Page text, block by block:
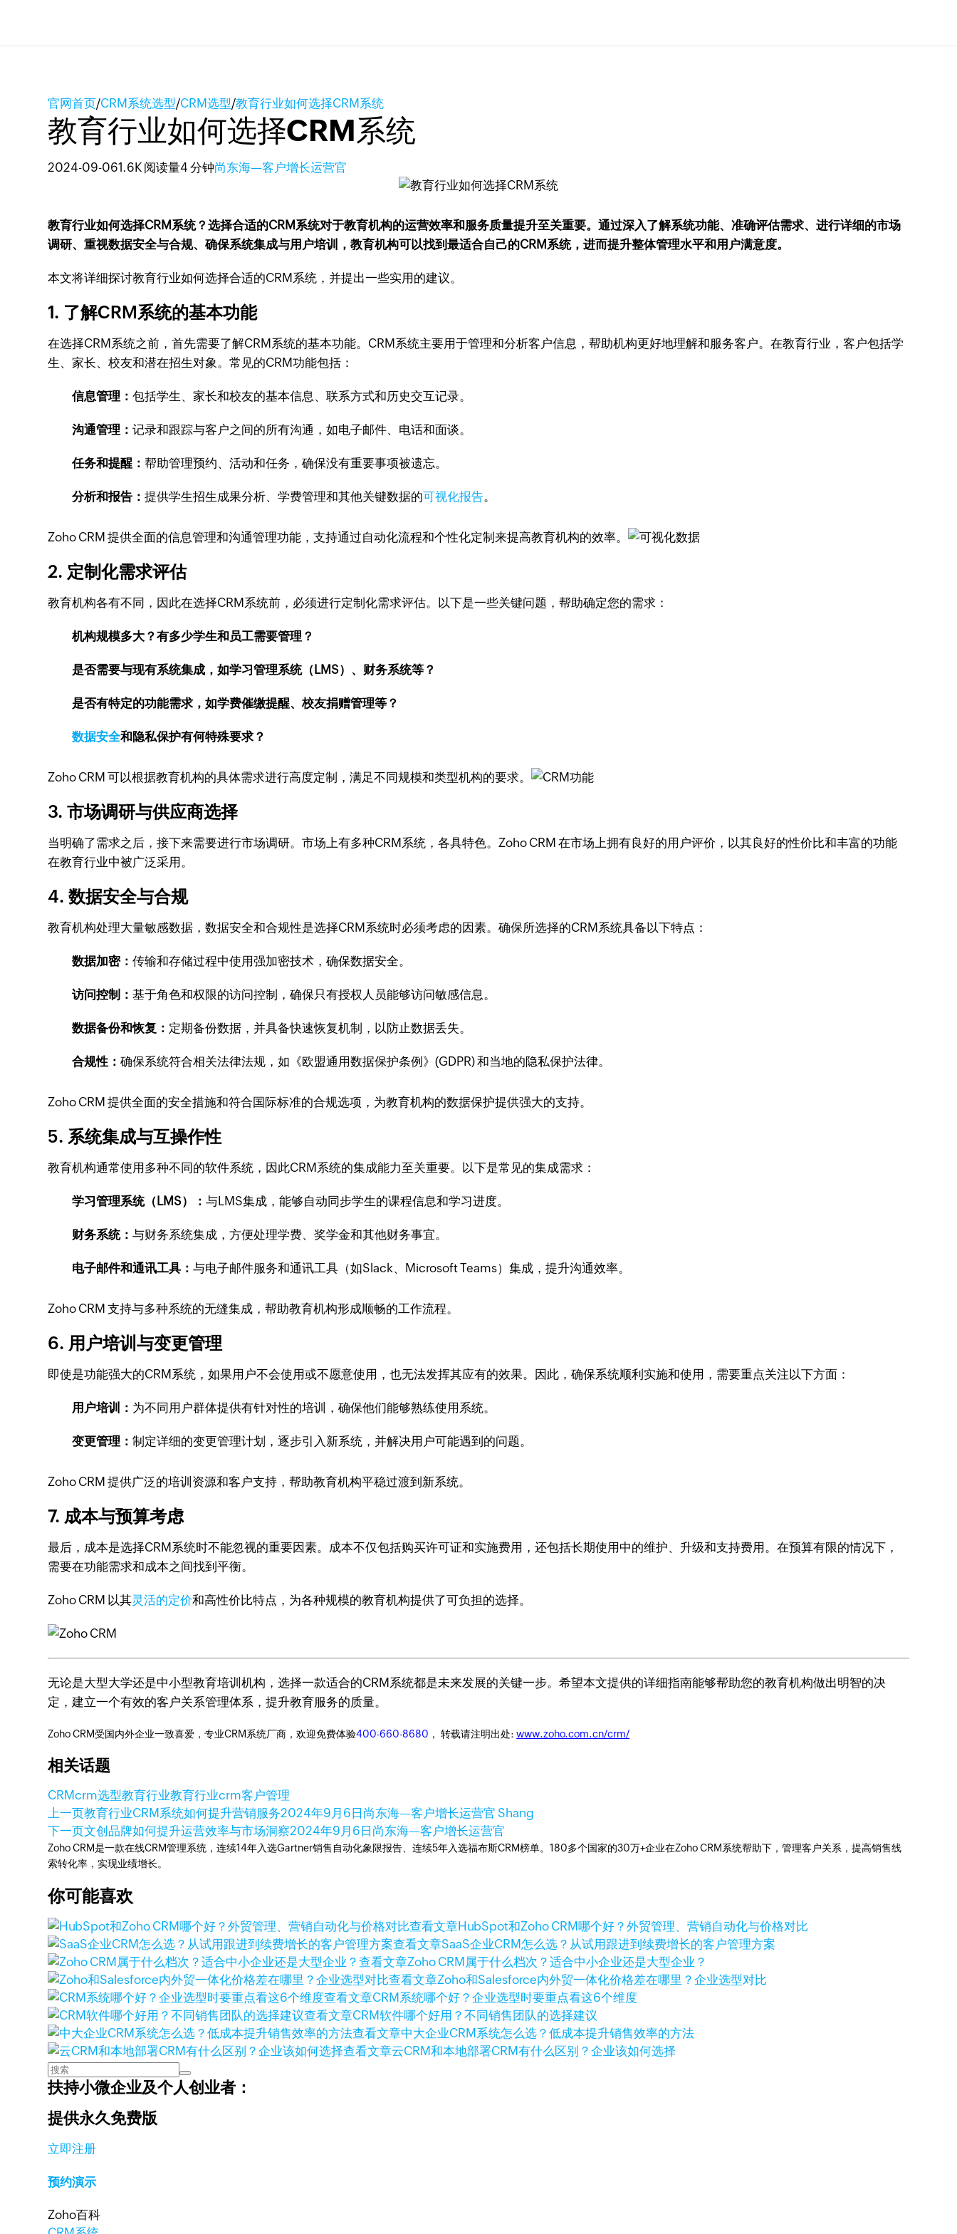
官网首页/CRM系统选型/CRM选型/教育行业如何选择CRM系统
教育行业如何选择CRM系统
2024-09-061.6K 阅读量4 分钟尚东海—客户增长运营官
教育行业如何选择CRM系统？选择合适的CRM系统对于教育机构的运营效率和服务质量提升至关重要。通过深入了解系统功能、准确评估需求、进行详细的市场
调研、重视数据安全与合规、确保系统集成与用户培训，教育机构可以找到最适合自己的CRM系统，进而提升整体管理水平和用户满意度。
本文将详细探讨教育行业如何选择合适的CRM系统，并提出一些实用的建议。
1. 了解CRM系统的基本功能
在选择CRM系统之前，首先需要了解CRM系统的基本功能。CRM系统主要用于管理和分析客户信息，帮助机构更好地理解和服务客户。在教育行业，客户包括学
生、家长、校友和潜在招生对象。常见的CRM功能包括：
信息管理：包括学生、家长和校友的基本信息、联系方式和历史交互记录。
沟通管理：记录和跟踪与客户之间的所有沟通，如电子邮件、电话和面谈。
任务和提醒：帮助管理预约、活动和任务，确保没有重要事项被遗忘。
分析和报告：提供学生招生成果分析、学费管理和其他关键数据的可视化报告。
Zoho CRM 提供全面的信息管理和沟通管理功能，支持通过自动化流程和个性化定制来提高教育机构的效率。
2. 定制化需求评估
教育机构各有不同，因此在选择CRM系统前，必须进行定制化需求评估。以下是一些关键问题，帮助确定您的需求：
机构规模多大？有多少学生和员工需要管理？
是否需要与现有系统集成，如学习管理系统（LMS）、财务系统等？
是否有特定的功能需求，如学费催缴提醒、校友捐赠管理等？
数据安全和隐私保护有何特殊要求？
Zoho CRM 可以根据教育机构的具体需求进行高度定制，满足不同规模和类型机构的要求。
3. 市场调研与供应商选择
当明确了需求之后，接下来需要进行市场调研。市场上有多种CRM系统，各具特色。Zoho CRM 在市场上拥有良好的用户评价，以其良好的性价比和丰富的功能
在教育行业中被广泛采用。
4. 数据安全与合规
教育机构处理大量敏感数据，数据安全和合规性是选择CRM系统时必须考虑的因素。确保所选择的CRM系统具备以下特点：
数据加密：传输和存储过程中使用强加密技术，确保数据安全。
访问控制：基于角色和权限的访问控制，确保只有授权人员能够访问敏感信息。
数据备份和恢复： 定期备份数据，并具备快速恢复机制，以防止数据丢失。
合规性：确保系统符合相关法律法规，如《欧盟通用数据保护条例》(GDPR) 和当地的隐私保护法律。
Zoho CRM 提供全面的安全措施和符合国际标准的合规选项，为教育机构的数据保护提供强大的支持。
5. 系统集成与互操作性
教育机构通常使用多种不同的软件系统，因此CRM系统的集成能力至关重要。以下是常见的集成需求：
学习管理系统（LMS）：与LMS集成，能够自动同步学生的课程信息和学习进度。
财务系统：与财务系统集成，方便处理学费、奖学金和其他财务事宜。
电子邮件和通讯工具：与电子邮件服务和通讯工具（如Slack、Microsoft Teams）集成，提升沟通效率。
Zoho CRM 支持与多种系统的无缝集成，帮助教育机构形成顺畅的工作流程。
6. 用户培训与变更管理
即使是功能强大的CRM系统，如果用户不会使用或不愿意使用，也无法发挥其应有的效果。因此，确保系统顺利实施和使用，需要重点关注以下方面：
用户培训： 为不同用户群体提供有针对性的培训，确保他们能够熟练使用系统。
变更管理：制定详细的变更管理计划，逐步引入新系统，并解决用户可能遇到的问题。
Zoho CRM 提供广泛的培训资源和客户支持，帮助教育机构平稳过渡到新系统。
7. 成本与预算考虑
最后，成本是选择CRM系统时不能忽视的重要因素。成本不仅包括购买许可证和实施费用，还包括长期使用中的维护、升级和支持费用。在预算有限的情况下，
需要在功能需求和成本之间找到平衡。
Zoho CRM 以其灵活的定价和高性价比特点，为各种规模的教育机构提供了可负担的选择。
无论是大型大学还是中小型教育培训机构，选择一款适合的CRM系统都是未来发展的关键一步。希望本文提供的详细指南能够帮助您的教育机构做出明智的决
定，建立一个有效的客户关系管理体系，提升教育服务的质量。
Zoho CRM受国内外企业一致喜爱，专业CRM系统厂商，欢迎免费体验400-660-8680 ， 转载请注明出处:www.zoho.com.cn/crm/
相关话题
CRMcrm选型教育行业教育行业crm客户管理
上一页教育行业CRM系统如何提升营销服务2024年9月6日 尚东海—客户增长运营官 Shang
下一页文创品牌如何提升运营效率与市场洞察2024年9月6日 尚东海—客户增长运营官
Zoho CRM是一款在线CRM管理系统，连续14年入选Gartner销售自动化象限报告、连续5年入选福布斯CRM榜单。180多个国家的30万+企业在Zoho CRM系统帮助下，管理客户关系，提高销售线
索转化率，实现业绩增长。
你可能喜欢
查看文章HubSpot和Zoho CRM哪个好？外贸管理、营销自动化与价格对比
查看文章SaaS企业CRM怎么选？从试用跟进到续费增长的客户管理方案
查看文章Zoho CRM属于什么档次？适合中小企业还是大型企业？
查看文章Zoho和Salesforce内外贸一体化价格差在哪里？企业选型对比
查看文章CRM系统哪个好？企业选型时要重点看这6个维度
查看文章CRM软件哪个好用？不同销售团队的选择建议
查看文章中大企业CRM系统怎么选？低成本提升销售效率的方法
查看文章云CRM和本地部署CRM有什么区别？企业该如何选择
扶持小微企业及个人创业者：
提供永久免费版
立即注册
预约演示
Zoho百科